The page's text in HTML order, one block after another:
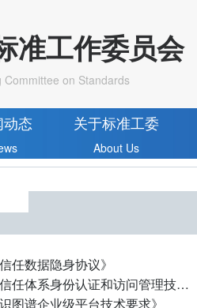
准工作委员会
Committee on Standards
态 关于标准工委
About Us
数据隐身协议》
T/CCF 0009—2025《零信任体系身份认证和访问管理技术规范》
谱企业级平台技术要求》